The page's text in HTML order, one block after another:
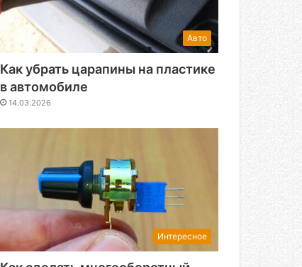
Авто
Как убрать царапины на пластике
в автомобиле
14.03.2026
Интересное